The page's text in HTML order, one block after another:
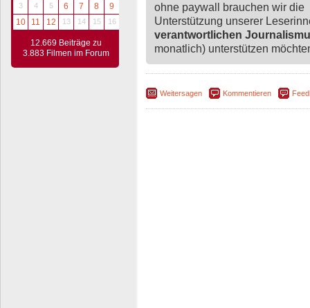
3
4 5 6 7 8
9
10
11 12 13 14 15 16
12.669 Beiträge zu
3.883 Filmen im Forum
ohne paywall brauchen wir die
Unterstützung unserer
verantwortlichen
monatlich) unterstützen
Weitersagen Kommentieren